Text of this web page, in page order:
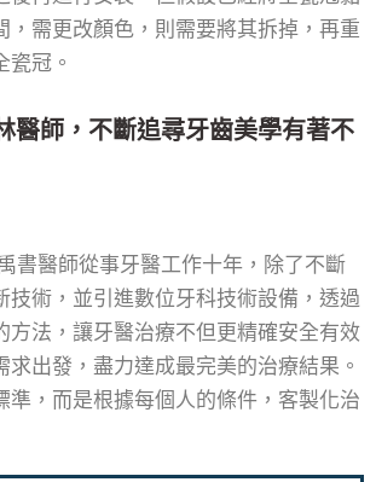
，需更改顏色，則需要將其拆掉，再重
瓷冠。
醫師，不斷追尋牙齒美學有著不
書醫師從事牙醫工作十年，除了不斷
技術，並引進數位牙科技術設備，透過
方法，讓牙醫治療不但更精確安全有效
求出發，盡力達成最完美的治療結果。
準，而是根據每個人的條件，客製化治